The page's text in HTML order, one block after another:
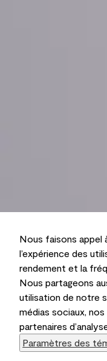
Nous faisons appel
l’expérience des
rendement et la
Nous partageons
utilisation de notre
médias sociaux,
partenaires
Paramètres des